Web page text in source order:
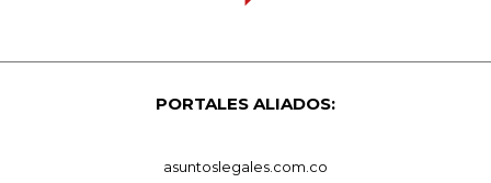
PORTALES ALIADOS:
asuntoslegales.com.co